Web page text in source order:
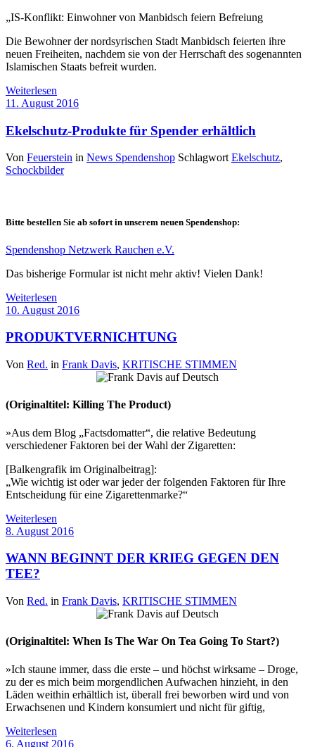
„IS-Konflikt: Einwohner von Manbidsch feiern Befreiung
Die Bewohner der nordsyrischen Stadt Manbidsch feierten ihre
neuen Freiheiten, nachdem sie von der Herrschaft des sogenannten
Islamischen Staats befreit wurden.
Weiterlesen
11. August 2016
Ekelschutz-Produkte für Spender erhältlich
Von Feuerstein in News Spendenshop Schlagwort Ekelschutz,
Schockbilder
Bitte bestellen Sie ab sofort in unserem neuen Spendenshop:
Spendenshop Netzwerk Rauchen e.V.
Das bisherige Formular ist nicht mehr aktiv! Vielen Dank!
Weiterlesen
10. August 2016
PRODUKTVERNICHTUNG
Von Red. in Frank Davis, KRITISCHE STIMMEN
(Originaltitel: Killing The Product)
»Aus dem Blog „Factsdomatter“, die relative Bedeutung
verschiedener Faktoren bei der Wahl der Zigaretten:
[Balkengrafik im Originalbeitrag]:
„Wie wichtig ist oder war jeder der folgenden Faktoren für Ihre
Entscheidung für eine Zigarettenmarke?“
Weiterlesen
8. August 2016
WANN BEGINNT DER KRIEG GEGEN DEN
TEE?
Von Red. in Frank Davis, KRITISCHE STIMMEN
(Originaltitel: When Is The War On Tea Going To Start?)
»Ich staune immer, dass die erste – und höchst wirksame – Droge,
zu der es mich beim morgendlichen Aufwachen hinzieht, in den
Läden weithin erhältlich ist, überall frei beworben wird und von
Erwachsenen und Kindern konsumiert und nicht für giftig,
Weiterlesen
6. August 2016